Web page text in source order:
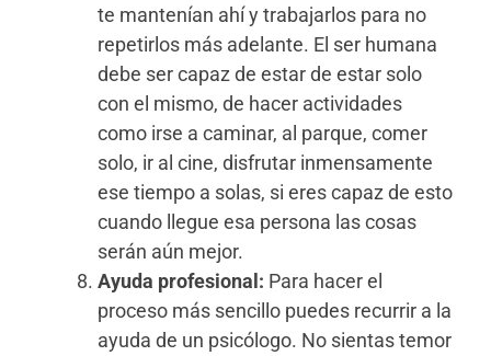
te mantenían ahí y trabajarlos para no
repetirlos más adelante. El ser humana
debe ser capaz de estar de estar solo
con el mismo, de hacer actividades
como irse a caminar, al parque, comer
solo, ir al cine, disfrutar inmensamente
ese tiempo a solas, si eres capaz de esto
cuando llegue esa persona las cosas
serán aún mejor.
Ayuda profesional: Para hacer el
proceso más sencillo puedes recurrir a la
ayuda de un psicólogo. No sientas temor